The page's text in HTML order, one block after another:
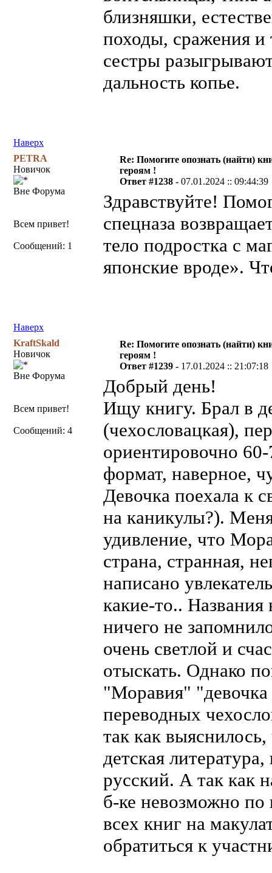
близняшки,
походы, сражения и
сестры
дальность копье.
Наверх
PETRA
Новичок
Вне Форума
Всем привет!
Сообщений: 1
Re: Помогите опознать (найти)
героям !
Ответ #1238 -07.01.2024 :: 09:44:39
Здравствуйте!
спецназа
тело подростка с
японские вроде».
Наверх
KraftSkald
Новичок
Вне Форума
Всем привет!
Сообщений: 4
Re: Помогите опознать (найти)
героям !
Ответ #1239 - 17.01.2024 :: 21:07:18
Добрый день!
Ищу книгу. Брал в
(чехословацкая),
ориентировочно 60-
формат, наверное,
Девочка поехала к
на каникулы?).
удивление, что
страна, странная,
написано
какие-то..
ничего не
очень светлой и
отыскать. Однако
"Моравия"
переводных
так как
детская
русский. А так как
б-ке невозможно по
всех книг на
обратиться к